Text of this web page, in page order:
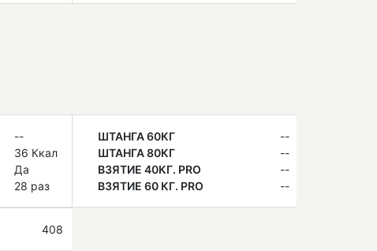
--
36 Ккал
Да
28 раз
ШТАНГА 60КГ
--
ШТАНГА 80КГ
--
ВЗЯТИЕ 40КГ. PRO
--
ВЗЯТИЕ 60 КГ. PRO
--
408